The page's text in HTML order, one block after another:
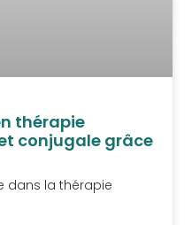
thérapie
conjugale grâce
dans la thérapie